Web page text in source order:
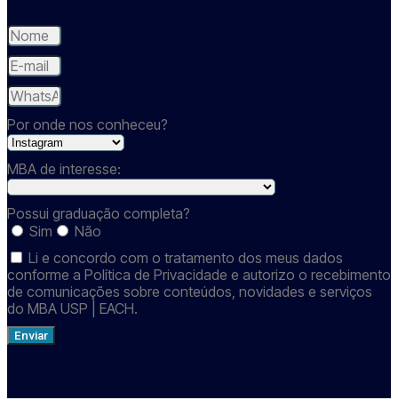
Por onde nos conheceu?
MBA de interesse:
Possui graduação completa?
Sim
Não
Li e concordo com o tratamento dos meus dados
conforme a Política de Privacidade e autorizo o recebimento
de comunicações sobre conteúdos, novidades e serviços
do MBA USP | EACH.
Enviar